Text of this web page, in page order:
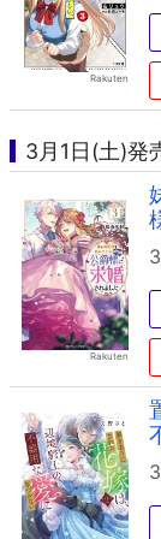
3月1日(土)発